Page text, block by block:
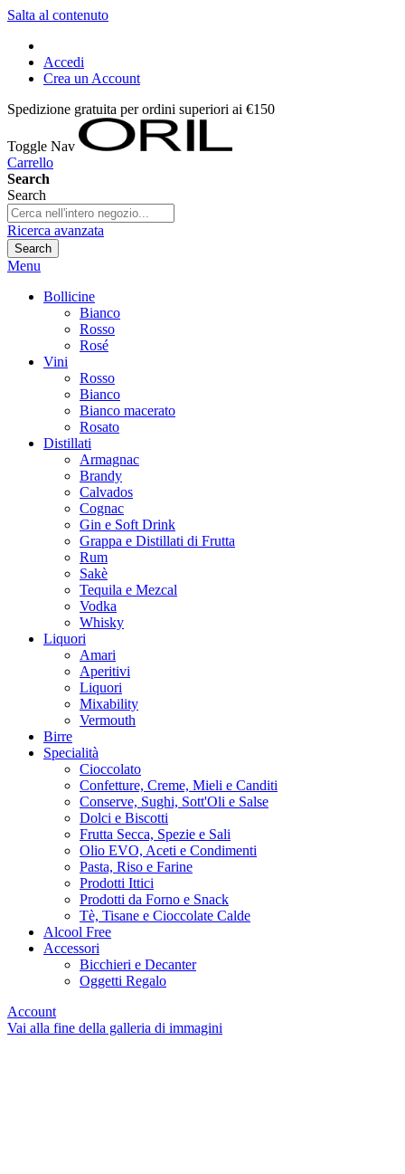
Salta al contenuto
Accedi
Crea un Account
Spedizione gratuita per ordini superiori ai €150
Toggle Nav
Carrello
Search
Search
Ricerca avanzata
Search
Menu
Bollicine
Bianco
Rosso
Rosé
Vini
Rosso
Bianco
Bianco macerato
Rosato
Distillati
Armagnac
Brandy
Calvados
Cognac
Gin e Soft Drink
Grappa e Distillati di Frutta
Rum
Sakè
Tequila e Mezcal
Vodka
Whisky
Liquori
Amari
Aperitivi
Liquori
Mixability
Vermouth
Birre
Specialità
Cioccolato
Confetture, Creme, Mieli e Canditi
Conserve, Sughi, Sott'Oli e Salse
Dolci e Biscotti
Frutta Secca, Spezie e Sali
Olio EVO, Aceti e Condimenti
Pasta, Riso e Farine
Prodotti Ittici
Prodotti da Forno e Snack
Tè, Tisane e Cioccolate Calde
Alcool Free
Accessori
Bicchieri e Decanter
Oggetti Regalo
Account
Vai alla fine della galleria di immagini